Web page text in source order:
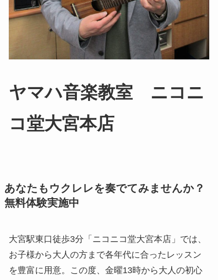
ヤマハ音楽教室 ニコニ
コ堂大宮本店
あなたもウクレレを奏でてみませんか？
無料体験実施中
大宮駅東口徒歩3分「ニコニコ堂大宮本店」では、
お子様から大人の方まで各年代に合ったレッスン
を豊富に用意。この度、金曜13時から大人の初心